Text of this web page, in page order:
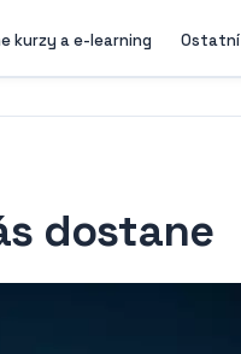
kurzy a e-learning Ostatní
dostane